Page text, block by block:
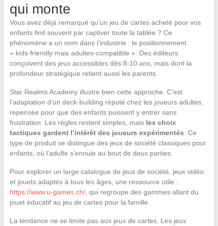
qui monte
Vous avez déjà remarqué qu’un jeu de cartes acheté pour vos
enfants finit souvent par captiver toute la tablée ? Ce
phénomène a un nom dans l’industrie : le positionnement
« kids-friendly mais adultes-compatible ». Des éditeurs
conçoivent des jeux accessibles dès 8-10 ans, mais dont la
profondeur stratégique retient aussi les parents.
Star Realms Academy illustre bien cette approche. C’est
l’adaptation d’un deck-building réputé chez les joueurs adultes,
repensée pour que des enfants puissent y entrer sans
frustration. Les règles restent simples, mais les choix
tactiques gardent l’intérêt des joueurs expérimentés . Ce
type de produit se distingue des jeux de société classiques pour
enfants, où l’adulte s’ennuie au bout de deux parties.
Pour explorer un large catalogue de jeux de société, jeux vidéo
et jouets adaptés à tous les âges, une ressource utile :
https://www.u-games.ch/, qui regroupe des gammes allant du
jouet éducatif au jeu de cartes pour la famille.
La tendance ne se limite pas aux jeux de cartes. Les jeux